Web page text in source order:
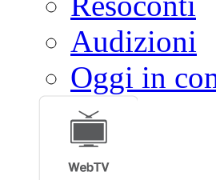
Audizioni
Oggi in